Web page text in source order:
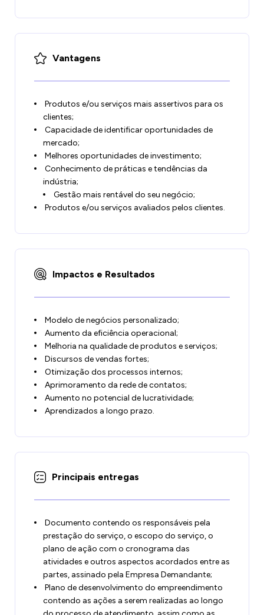
Vantagens
Produtos e/ou serviços mais assertivos para os
clientes;
Capacidade de identificar oportunidades de
mercado;
Melhores oportunidades de investimento;
Conhecimento de práticas e tendências da
indústria;
Gestão mais rentável do seu negócio;
Produtos e/ou serviços avaliados pelos clientes.
Impactos e Resultados
Modelo de negócios personalizado;
Aumento da eficiência operacional;
Melhoria na qualidade de produtos e serviços;
Discursos de vendas fortes;
Otimização dos processos internos;
Aprimoramento da rede de contatos;
Aumento no potencial de lucratividade;
Aprendizados a longo prazo.
Principais entregas
Documento contendo os responsáveis pela
prestação do serviço, o escopo do serviço, o
plano de ação com o cronograma das
atividades e outros aspectos acordados entre as
partes, assinado pela Empresa Demandante;
Plano de desenvolvimento do empreendimento
contendo as ações a serem realizadas ao longo